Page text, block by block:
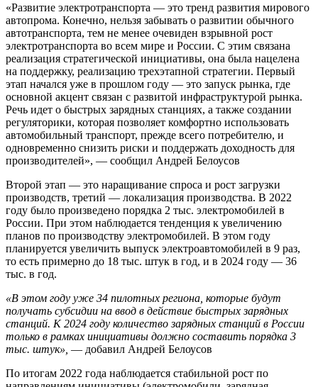
«Развитие электротранспорта — это тренд развития мирового
автопрома. Конечно, нельзя забывать о развитии обычного
автотранспорта, тем не менее очевиден взрывной рост
электротранспорта во всем мире и России. С этим связана
реализация стратегической инициативы, она была нацелена
на поддержку, реализацию трехэтапной стратегии. Первый
этап начался уже в прошлом году — это запуск рынка, где
основной акцент связан с развитой инфраструктурой рынка.
Речь идет о быстрых зарядных станциях, а также создании
регуляторики, которая позволяет комфортно использовать
автомобильный транспорт, прежде всего потребителю, и
одновременно снизить риски и поддержать доходность для
производителей», — сообщил Андрей Белоусов
Второй этап — это наращивание спроса и рост загрузки
производств, третий — локализация производства. В 2022
году было произведено порядка 2 тыс. электромобилей в
России. При этом наблюдается тенденция к увеличению
планов по производству электромобилей. В этом году
планируется увеличить выпуск электроавтомобилей в 9 раз,
то есть примерно до 18 тыс. штук в год, и в 2024 году — 36
тыс. в год.
«В этом году уже 34 пилотных региона, которые будут
получать субсидии на ввод в действие быстрых зарядных
станций. К 2024 году количество зарядных станций в России
только в рамках инициативы должно составить порядка 3
тыс. штук», — добавил Андрей Белоусов
По итогам 2022 года наблюдается стабильной рост по